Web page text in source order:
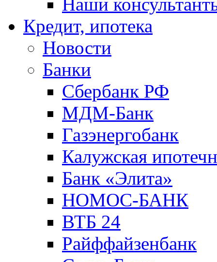
Кредит, ипотека
Новости
Банки
Сбербанк РФ
МДМ-Банк
Газэнергобанк
Калужская
Банк «Элита»
НОМОС-БАНК
ВТБ 24
Райффайзенбанк